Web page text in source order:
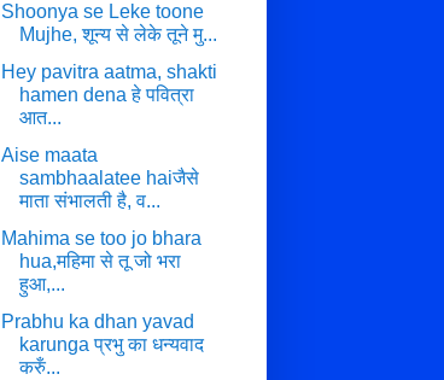
Shoonya se Leke toone
Mujhe, शून्य से लेके तूने मु...
Hey pavitra aatma, shakti
hamen dena हे पवित्रा
आत...
Aise maata
sambhaalatee haiजैसे
माता संभालती है, व...
Mahima se too jo bhara
hua,महिमा से तू जो भरा
हुआ,...
Prabhu ka dhan yavad
karunga प्रभु का धन्यवाद
करुँ...